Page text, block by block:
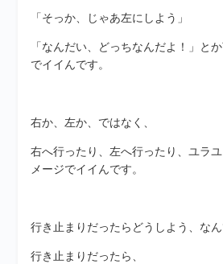
「そっか、じゃあ左にしよう」
「なんだい、どっちなんだよ！」と
でイイんです。
右か、左か、ではなく、
右へ行ったり、左へ行ったり、ユラ
メージでイイんです。
行き止まりだったらどうしよう、なん
行き止まりだったら、